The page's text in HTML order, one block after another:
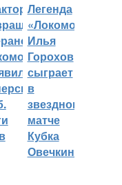
Легенда
«Локомотива»
Илья
Горохов
сыграет
в
звездном
матче
Кубка
Овечкина